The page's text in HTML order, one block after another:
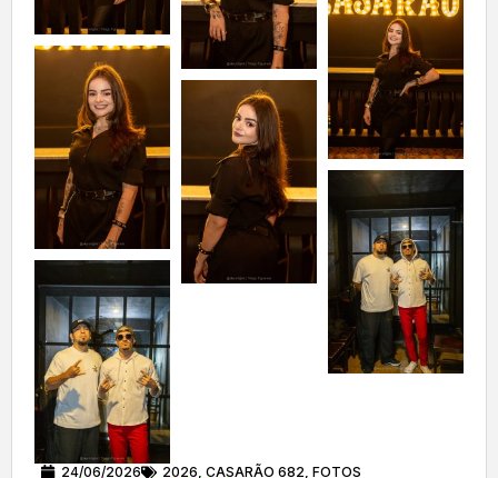
24/06/2026 2026, CASARÃO 682, FOTOS